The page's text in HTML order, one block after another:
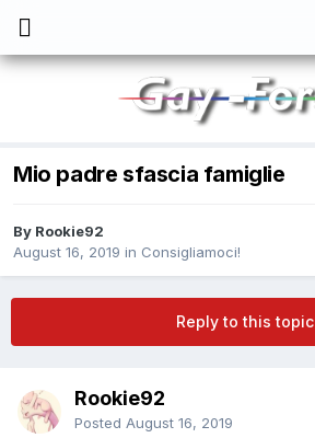
Mio padre sfascia famiglie
By Rookie92
August 16, 2019 in Consigliamoci!
Reply to this topic
Rookie92
Posted August 16, 2019